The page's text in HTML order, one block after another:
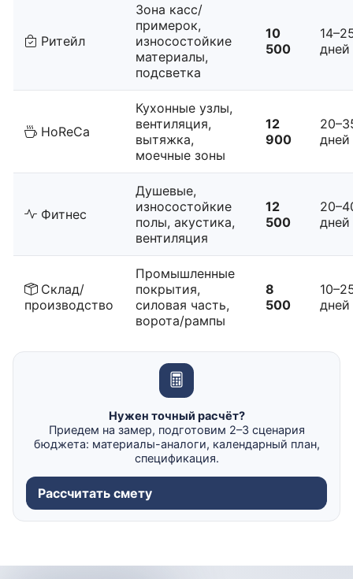
Ритейл
Зона касс/
примерок,
износостойкие
материалы,
подсветка
10
500
дней
HoReCa
Кухонные узлы,
вентиляция,
вытяжка,
моечные зоны
12
900
дней
Фитнес
Душевые,
износостойкие
полы, акустика,
вентиляция
12
500
дней
Склад/
производство
Промышленные
покрытия,
силовая часть,
ворота/рампы
8
500
дней
Нужен точный расчёт?
Приедем на замер, подготовим 2–3 сценария
бюджета: материалы-аналоги, календарный план,
спецификация.
Рассчитать смету